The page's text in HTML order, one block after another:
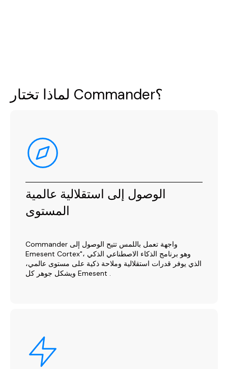
لماذا تختار Commander؟
الوصول إلى استقلالية عالمية
المستوى
Commander واجهة تعمل باللمس تتيح الوصول إلى
Emesent Cortex"، وهو برنامج الذكاء الاصطناعي الذكي
الذي يوفر قدرات استقلالية وملاحة ذكية على مستوى عالمي،
ويشكل جوهر كل Emesent .